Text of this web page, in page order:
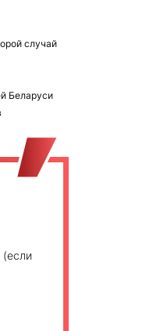
случай
Беларуси
(если